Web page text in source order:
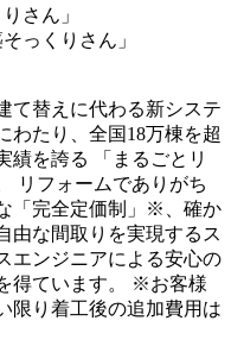
さん」
っくりさん」
て替えに代わる新システ
わたり、全国18万棟を超
績を誇る 「まるごとリ
リフォームでありがち
「完全定価制」※、確か
由な間取りを実現するス
エンジニアによる安心の
得ています。 ※お客様
限り着工後の追加費用は